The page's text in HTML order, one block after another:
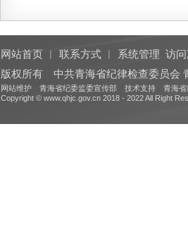
网站首页 联系方式 系统管理 访
版权所有 中共青海省纪律检查委员会
网站维护 青海省纪委监委宣传部 技术支持 青海省
Copyright © www.qhjc.gov.cn 2018 - 2022 All Right